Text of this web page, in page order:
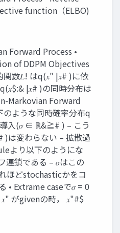
function（ELBO)
Forward Process •
of DDPM Objectives
関数𝐿! はq(𝑥" |𝑥# )に依
|𝑥# )の同時分布は
Markovian Forward
のような同時確率分布q
⼊(𝜎 ∈ ℝ&≧# ) – こう
)は変わらない – 拡散過
より以下のようにな
連鎖である – 𝜎はこの
ほどstochasticかをコ
• Extrame caseで𝜎 = 0
がgivenの時， 𝑥"#$